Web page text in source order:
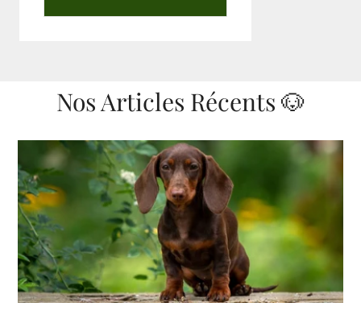
Nos Articles Récents 🐶